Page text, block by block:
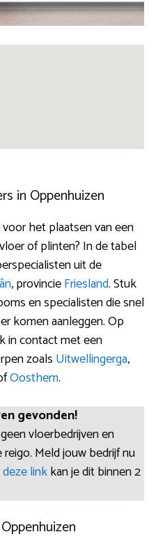
in Oppenhuizen
het plaatsen van een
of plinten? In de tabel
uit de
, provincieFriesland. Stuk
en specialisten die snel
komen aanleggen. Op
in contact met een
zoals Uitwellingerga,
Oosthem.
gevonden!
vloerbedrijven en
Meld jouw bedrijf nu
linkkan je dit binnen 2